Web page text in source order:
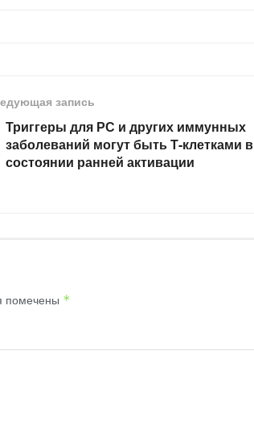
запись
Триггеры для РС и других иммунных
заболеваний могут быть Т-клетками в
состоянии ранней активации
помечены *